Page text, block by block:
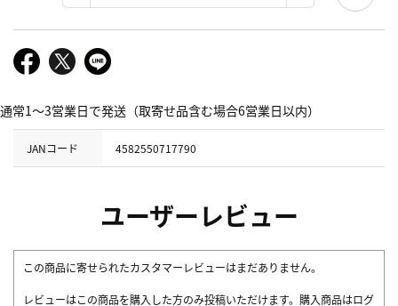
通常1～3営業日で発送（取寄せ品含む場合6営業日以内）
JANコード 4582550717790
ユーザーレビュー
この商品に寄せられたカスタマーレビューはまだありません。
レビューはこの商品を購入した方のみ投稿いただけます。購入商品はログ